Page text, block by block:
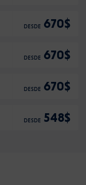
DESDE 670$
DESDE 670$
DESDE 670$
DESDE 548$